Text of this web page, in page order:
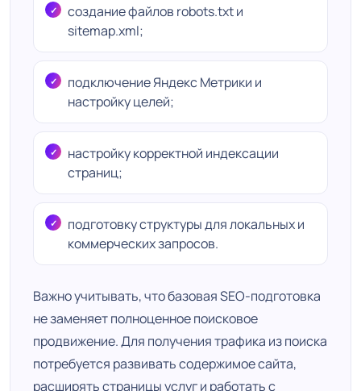
создание файлов robots.txt и
sitemap.xml;
подключение Яндекс Метрики и
настройку целей;
настройку корректной индексации
страниц;
подготовку структуры для локальных и
коммерческих запросов.
Важно учитывать, что базовая SEO-подготовка
не заменяет полноценное поисковое
продвижение. Для получения трафика из поиска
потребуется развивать содержимое сайта,
расширять страницы услуг и работать с